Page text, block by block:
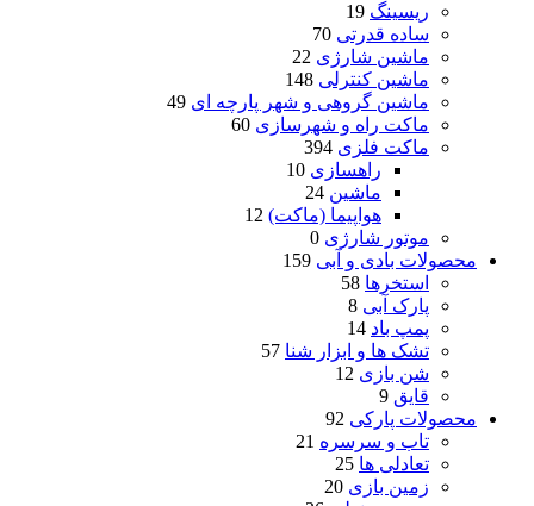
ریسینگ 19
ساده قدرتی 70
ماشین شارژی 22
ماشین کنترلی 148
ماشین گروهی و شهر پارچه ای 49
ماکت راه و شهرسازی 60
ماکت فلزی 394
راهسازی 10
ماشین 24
هواپیما (ماکت) 12
موتور شارژی 0
محصولات بادی و آبی 159
استخرها 58
پارک آبی 8
پمپ باد 14
تشک ها و ابزار شنا 57
شن بازی 12
قایق 9
محصولات پارکی 92
تاب و سرسره 21
تعادلی ها 25
زمین بازی 20